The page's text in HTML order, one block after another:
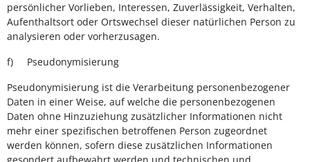
persönlicher Vorlieben, Interessen, Zuverlässigkeit, Verhalten,
Aufenthaltsort oder Ortswechsel dieser natürlichen Person zu
analysieren oder vorherzusagen.
f) Pseudonymisierung
Pseudonymisierung ist die Verarbeitung personenbezogener
Daten in einer Weise, auf welche die personenbezogenen
Daten ohne Hinzuziehung zusätzlicher Informationen nicht
mehr einer spezifischen betroffenen Person zugeordnet
werden können, sofern diese zusätzlichen Informationen